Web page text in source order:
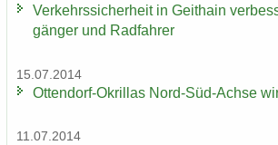
Ver­kehrs­si­cher­heit in Geit­hain
gän­ger und Rad­fah­rer
15.07.2014
Ottendorf-​Okrillas Nord-​Süd-Achse
11.07.2014